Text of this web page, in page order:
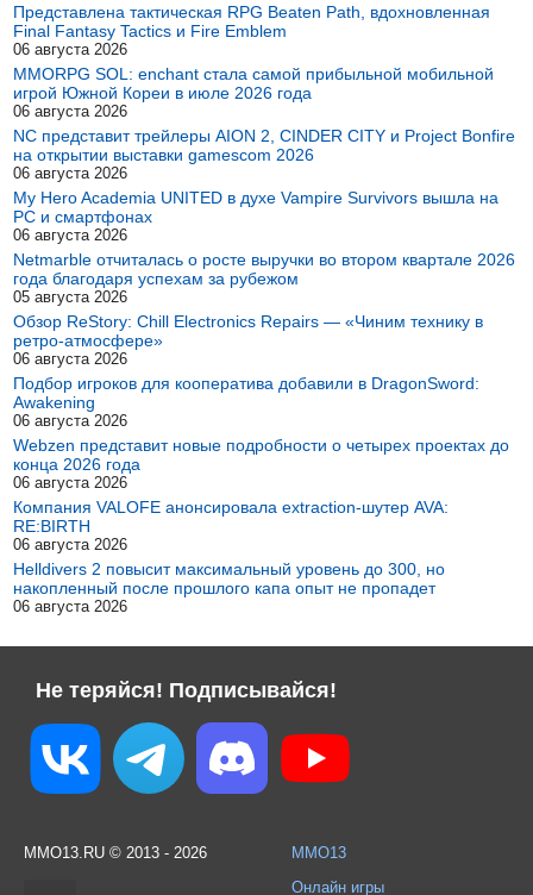
Представлена тактическая RPG Beaten Path, вдохновленная
Final Fantasy Tactics и Fire Emblem
06 августа 2026
MMORPG SOL: enchant стала самой прибыльной мобильной
игрой Южной Кореи в июле 2026 года
06 августа 2026
NC представит трейлеры AION 2, CINDER CITY и Project Bonfire
на открытии выставки gamescom 2026
06 августа 2026
My Hero Academia UNITED в духе Vampire Survivors вышла на
PC и смартфонах
06 августа 2026
Netmarble отчиталась о росте выручки во втором квартале 2026
года благодаря успехам за рубежом
05 августа 2026
Обзор ReStory: Chill Electronics Repairs — «Чиним технику в
ретро-атмосфере»
06 августа 2026
Подбор игроков для кооператива добавили в DragonSword:
Awakening
06 августа 2026
Webzen представит новые подробности о четырех проектах до
конца 2026 года
06 августа 2026
Компания VALOFE анонсировала extraction-шутер AVA:
RE:BIRTH
06 августа 2026
Helldivers 2 повысит максимальный уровень до 300, но
накопленный после прошлого капа опыт не пропадет
06 августа 2026
Не теряйся! Подписывайся!
MMO13.RU © 2013 - 2026
MMO13
Онлайн игры